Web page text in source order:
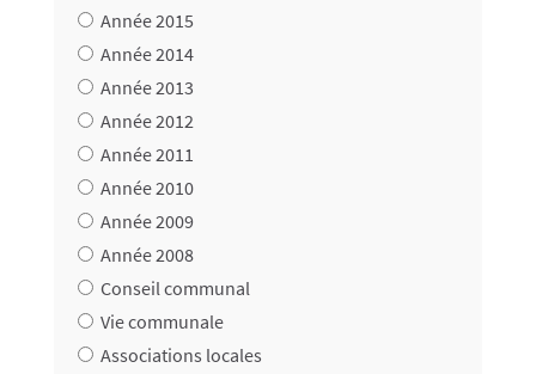
Année 2015
Année 2014
Année 2013
Année 2012
Année 2011
Année 2010
Année 2009
Année 2008
Conseil communal
Vie communale
Associations locales